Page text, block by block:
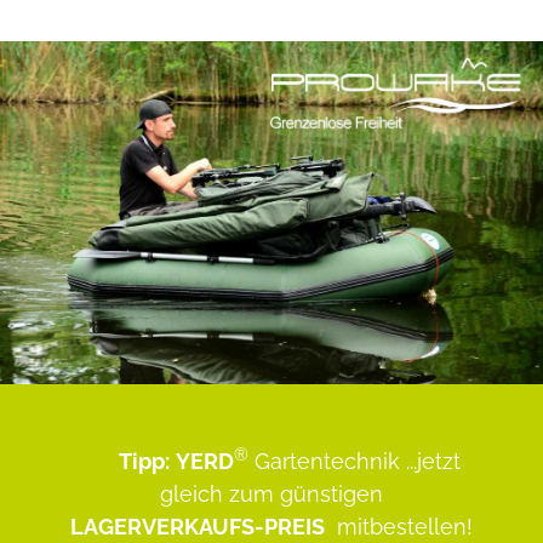
Tipp: YERD® Gartentechnik ...jetzt
gleich zum günstigen
LAGERVERKAUFS-PREIS mitbestellen!